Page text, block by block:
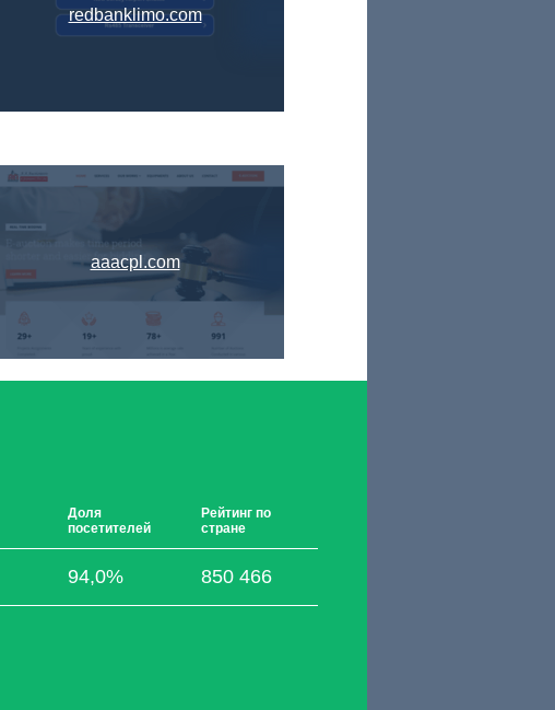
redbanklimo.com
aaacpl.com
Доля
посетителей
Рейтинг по
стране
94,0% 850 466